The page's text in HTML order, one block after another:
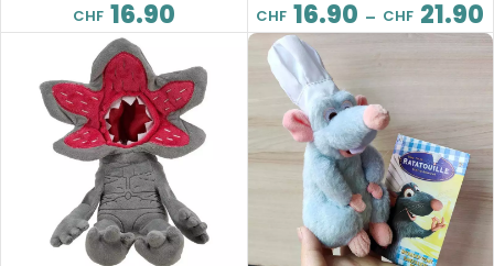
CHF 16.90 CHF 16.90 – CHF 21.90